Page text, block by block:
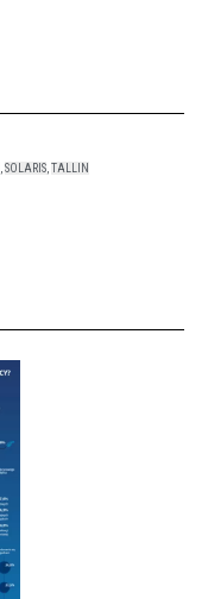
,SOLARIS, TALLIN